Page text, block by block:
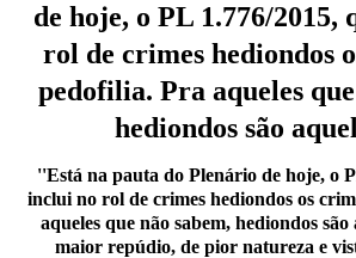
de hoje, o PL 1.776/2015,
rol de crimes hediondos
pedofilia. Pra aqueles
hediondos são
''Está na pauta do Plenário de hoje, o
inclui no rol de crimes hediondos os
aqueles que não sabem, hediondos são
maior repúdio, de pior natureza e